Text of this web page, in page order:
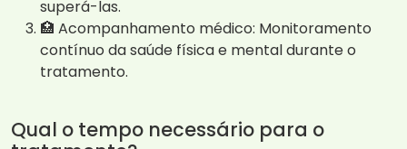
superá-las.
🏥 Acompanhamento médico: Monitoramento
contínuo da saúde física e mental durante o
tratamento.
Qual o tempo necessário para o